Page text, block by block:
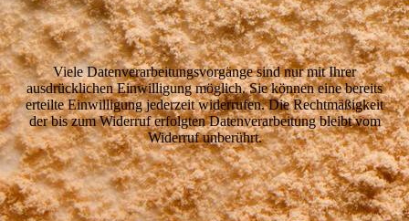
Viele Datenverarbeitungsvorgänge sind nur mit Ihrer
ausdrücklichen Einwilligung möglich. Sie können eine bereits
erteilte Einwilligung jederzeit widerrufen. Die Rechtmäßigkeit
der bis zum Widerruf erfolgten Datenverarbeitung bleibt vom
Widerruf unberührt.